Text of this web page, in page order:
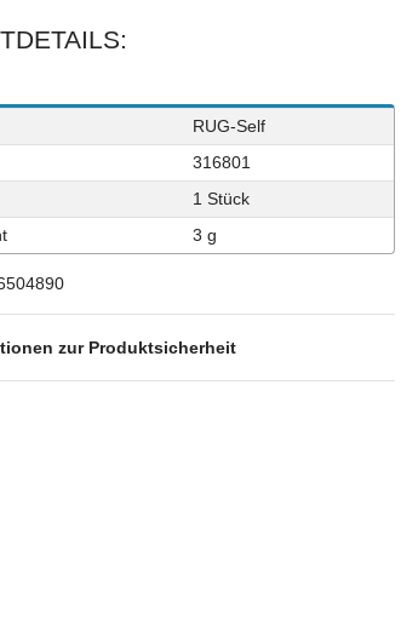
RUG-Self
316801
1 Stück
3 g
zur Produktsicherheit